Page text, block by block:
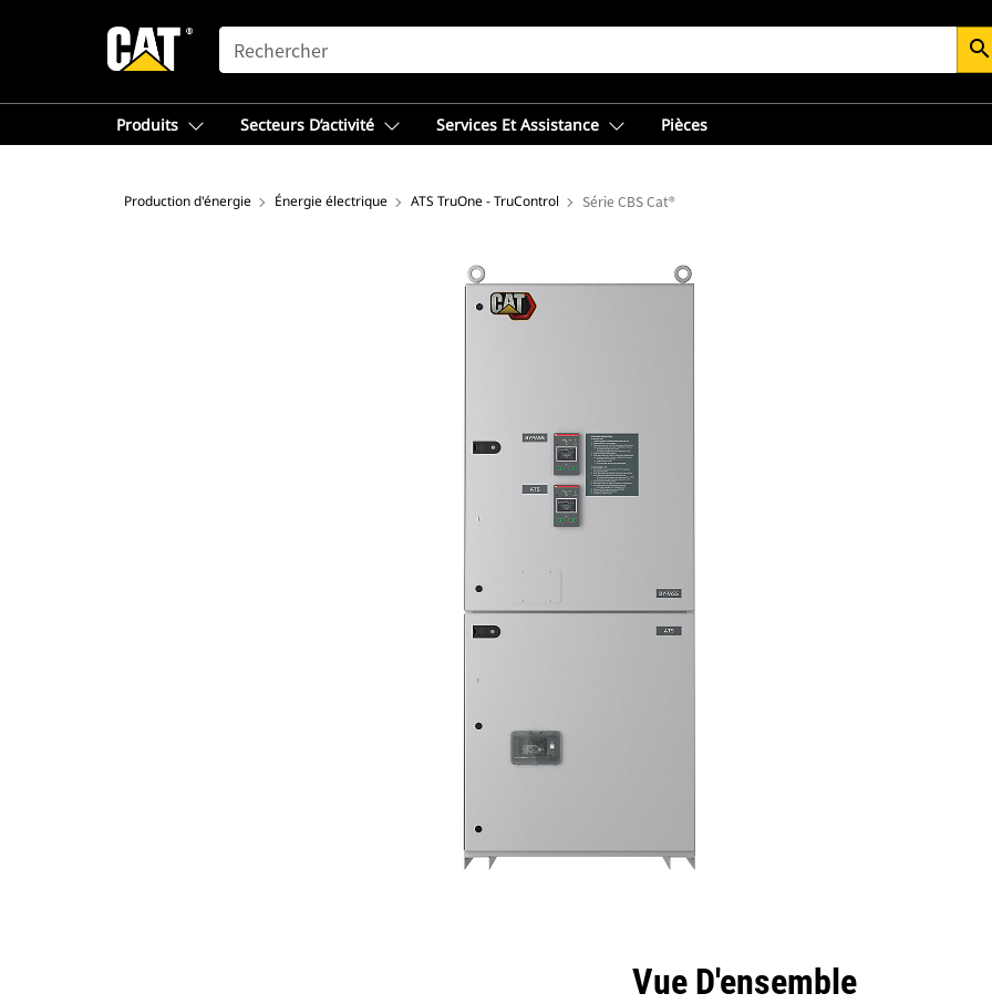
SEARCH search
Produits Secteurs D’activité Services Et Assistance Pièces
Production d'énergie Énergie électrique ATS TruOne - TruControl Série CBS Cat®
Vue D'ensemble